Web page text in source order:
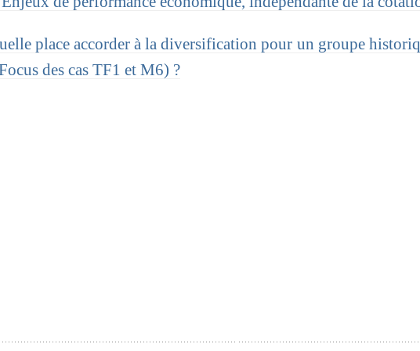
place accorder à la diversification pour un groupe
des cas TF1 et M6) ?